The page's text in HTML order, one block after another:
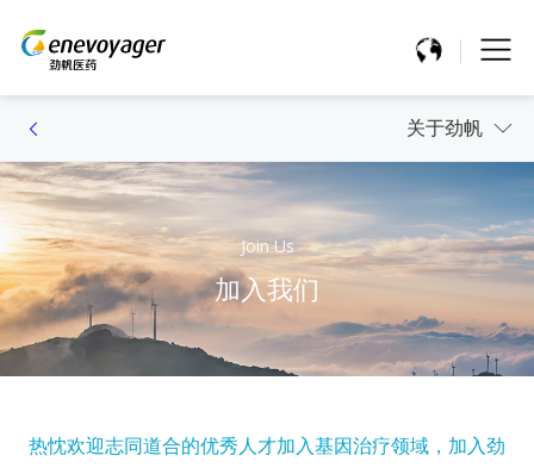
关于劲帆
Join Us
加入我们
热忱欢迎志同道合的优秀人才加入基因治疗领域，加入劲